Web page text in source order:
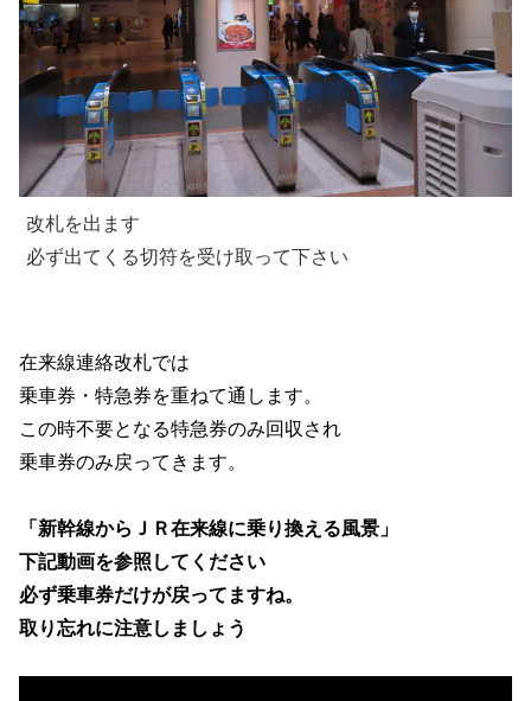
改札を出ます
必ず出てくる切符を受け取って下さい
在来線連絡改札では
乗車券・特急券を重ねて通します。
この時不要となる特急券のみ回収され
乗車券のみ戻ってきます。
「新幹線からＪＲ在来線に乗り換える風景」
下記動画を参照してください
必ず乗車券だけが戻ってますね。
取り忘れに注意しましょう